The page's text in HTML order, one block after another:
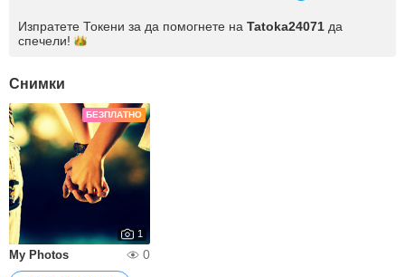
Изпратете Токени за да помогнете на Tatoka24071 да
спечели!
Снимки
БЕЗПЛАТНО
1
My Photos
0